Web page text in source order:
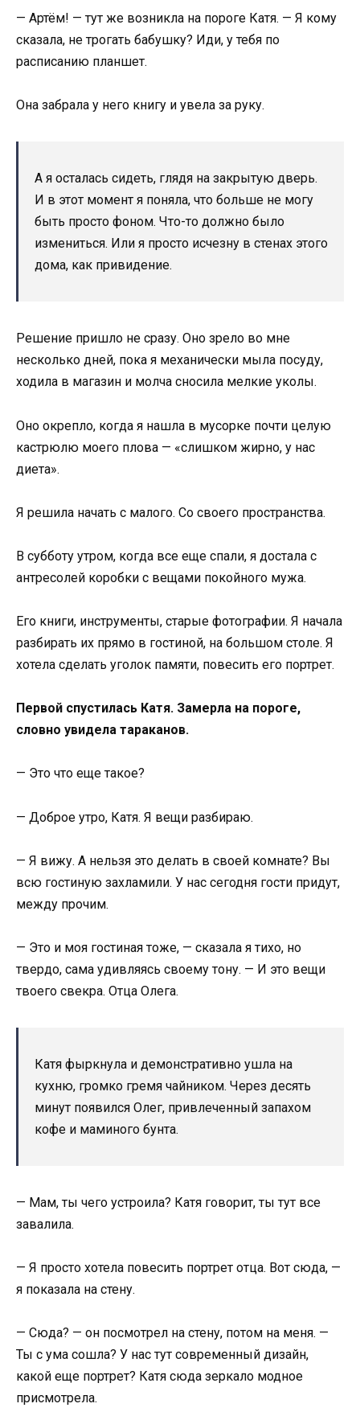
— Артём! — тут же возникла на пороге Катя. — Я кому
сказала, не трогать бабушку? Иди, у тебя по
расписанию планшет.
Она забрала у него книгу и увела за руку.
А я осталась сидеть, глядя на закрытую дверь.
И в этот момент я поняла, что больше не могу
быть просто фоном. Что-то должно было
измениться. Или я просто исчезну в стенах этого
дома, как привидение.
Решение пришло не сразу. Оно зрело во мне
несколько дней, пока я механически мыла посуду,
ходила в магазин и молча сносила мелкие уколы.
Оно окрепло, когда я нашла в мусорке почти целую
кастрюлю моего плова — «слишком жирно, у нас
диета».
Я решила начать с малого. Со своего пространства.
В субботу утром, когда все еще спали, я достала с
антресолей коробки с вещами покойного мужа.
Его книги, инструменты, старые фотографии. Я начала
разбирать их прямо в гостиной, на большом столе. Я
хотела сделать уголок памяти, повесить его портрет.
Первой спустилась Катя. Замерла на пороге,
словно увидела тараканов.
— Это что еще такое?
— Доброе утро, Катя. Я вещи разбираю.
— Я вижу. А нельзя это делать в своей комнате? Вы
всю гостиную захламили. У нас сегодня гости придут,
между прочим.
— Это и моя гостиная тоже, — сказала я тихо, но
твердо, сама удивляясь своему тону. — И это вещи
твоего свекра. Отца Олега.
Катя фыркнула и демонстративно ушла на
кухню, громко гремя чайником. Через десять
минут появился Олег, привлеченный запахом
кофе и маминого бунта.
— Мам, ты чего устроила? Катя говорит, ты тут все
завалила.
— Я просто хотела повесить портрет отца. Вот сюда, —
я показала на стену.
— Сюда? — он посмотрел на стену, потом на меня. —
Ты с ума сошла? У нас тут современный дизайн,
какой еще портрет? Катя сюда зеркало модное
присмотрела.